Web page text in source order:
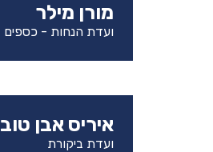
מורן מילר
ועדת הנחות - כספים
איריס אבן טוב
ועדת ביקורת